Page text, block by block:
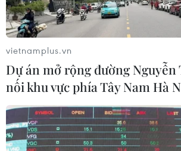
VFF bắt tay cùng Bundesliga
chất lượng bóng đá trẻ Việt
26/02/2025 07:02
Một nội dung quan trọng của thỏa
Bundesliga Dream, được thực hiện
lượng các Đội tuyển trẻ Việt Nam,
đạt nhiều thành công hơn ở đấu
vietnamplus.vn
Dự án mở rộng đường Nguyễn
nối khu vực phía Tây Nam Hà